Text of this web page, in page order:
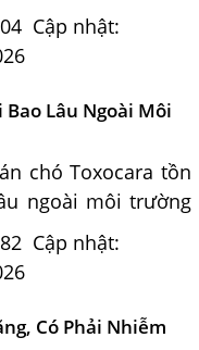
Tiến sĩ Bác sĩ
Hằng Lan giải đáp
dẫn điều trị
Cập nhật:
Bao Lâu Ngoài Môi
chó Toxocara tồn
ngoài môi trường
lây nhiễm nguy
con người. Tiến sĩ
nhận biết...
Cập nhật:
Có Phải Nhiễm